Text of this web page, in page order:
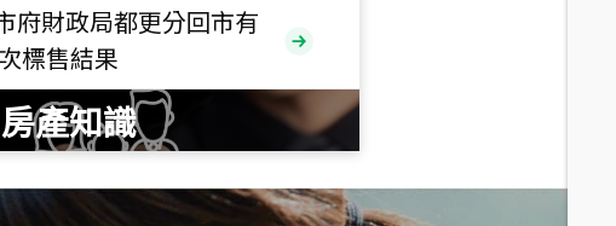
成交
長春路
交
美
光明路
總價
1,020萬
府財政局都更分回市有
標售結果
房產知識